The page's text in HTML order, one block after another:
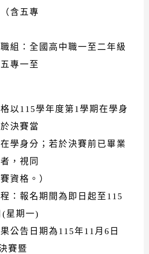
含五專
職組：全國高中職一至二年級
專一至
以115學年度第1學期在學身
決賽當
學身分；若於決賽前已畢業
，視同
資格。）
：報名期間為即日起至115
(星期一)
公告日期為115年11月6日
賽暨